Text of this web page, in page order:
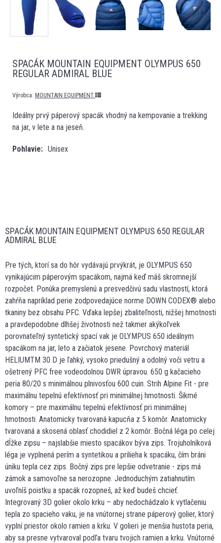
SPACÁK MOUNTAIN EQUIPMENT OLYMPUS 650
REGULAR ADMIRAL BLUE
Výrobca: MOUNTAIN EQUIPMENT
Ideálny prvý páperový spacák vhodný na kempovanie a trekking
na jar, v lete a na jeseň.
Pohlavie Unisex
SPACÁK MOUNTAIN EQUIPMENT OLYMPUS 650 REGULAR
ADMIRAL BLUE
Pre tých, ktorí sa do hôr vydávajú prvýkrát, je OLYMPUS 650
vynikajúcim páperovým spacákom, najmä keď máš skromnejší
rozpočet. Ponúka premyslenú a presvedčivú sadu vlastností, ktorá
zahŕňa napríklad perie zodpovedajúce norme DOWN CODEX® alebo
tkaniny bez obsahu PFC. Vďaka lepšej zbaliteľnosti, nižšej hmotnosti
a pravdepodobne dlhšej životnosti než takmer akýkoľvek
porovnateľný syntetický spací vak je OLYMPUS 650 ideálnym
spacákom na jar, leto a začiatok jesene. Povrchový materiál
HELIUMTM 30 D je ľahký, vysoko priedušný a odolný voči vetru a
ošetrený PFC free vodeodolnou DWR úpravou. 650 g kačacieho
peria 80/20 s minimálnou plnivosťou 600 cuin. Strih Alpine Fit - pre
maximálnu tepelnú efektívnosť pri minimálnej hmotnosti. Šikmé
komory – pre maximálnu tepelnú efektívnosť pri minimálnej
hmotnosti. Anatomicky tvarovaná kapucňa z 5 komôr. Anatomicky
tvarovaná a skosená oblasť chodidiel z 2 komôr. Bočná léga po celej
dĺžke zipsu – najslabšie miesto spacákov býva zips. Trojuholníková
léga je vyplnená perím a syntetikou a prilieha k spacáku, čím bráni
úniku tepla cez zips. Bočný zips pre lepšie odvetranie - zips má
zámok a samovoľne sa nerozopne. Jednoduchým zatiahnutím
uvoľníš poistku a spacák rozopneš, až keď budeš chcieť.
Integrovaný 3D golier okolo krku – aby nedochádzalo k vytlačeniu
tepla zo spacieho vaku, je na vnútornej strane páperový golier, ktorý
vyplní priestor okolo ramien a krku. V golieri je menšia hustota peria,
aby sa presne vytvaroval podľa tvaru tvojich ramien a krku. Vnútorné